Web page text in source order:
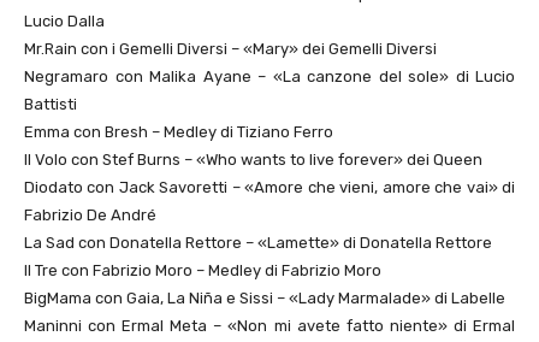
Lucio Dalla
Mr.Rain con i Gemelli Diversi – «Mary» dei Gemelli Diversi
Negramaro con Malika Ayane – «La canzone del sole» di Lucio
Battisti
Emma con Bresh – Medley di Tiziano Ferro
Il Volo con Stef Burns – «Who wants to live forever» dei Queen
Diodato con Jack Savoretti – «Amore che vieni, amore che vai» di
Fabrizio De André
La Sad con Donatella Rettore – «Lamette» di Donatella Rettore
Il Tre con Fabrizio Moro – Medley di Fabrizio Moro
BigMama con Gaia, La Niña e Sissi – «Lady Marmalade» di Labelle
Maninni con Ermal Meta – «Non mi avete fatto niente» di Ermal